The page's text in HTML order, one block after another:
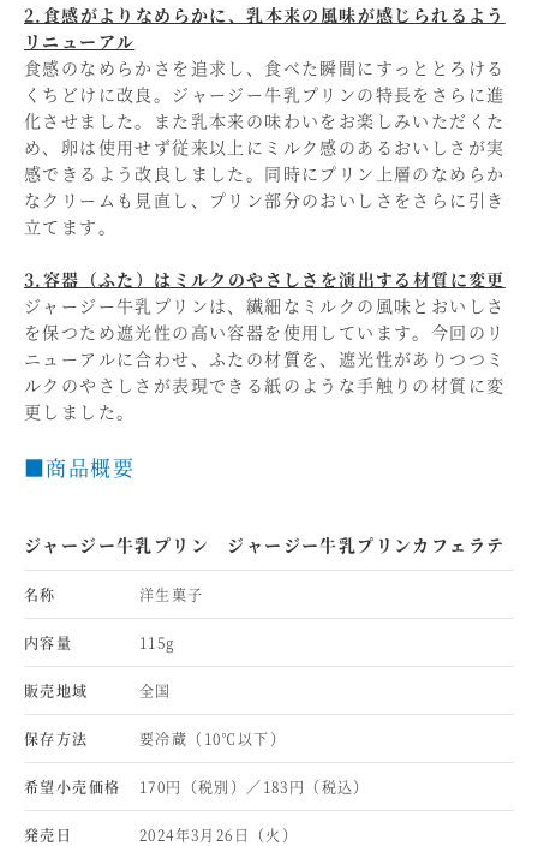
2.食感がよりなめらかに、乳本来の風味が感じられるよう
リニューアル
食感のなめらかさを追求し、食べた瞬間にすっととろける
くちどけに改良。ジャージー牛乳プリンの特長をさらに進
化させました。また乳本来の味わいをお楽しみいただくた
め、卵は使用せず従来以上にミルク感のあるおいしさが実
感できるよう改良しました。同時にプリン上層のなめらか
なクリームも見直し、プリン部分のおいしさをさらに引き
立てます。
3.容器（ふた）はミルクのやさしさを演出する材質に変更
ジャージー牛乳プリンは、繊細なミルクの風味とおいしさ
を保つため遮光性の高い容器を使用しています。今回のリ
ニューアルに合わせ、ふたの材質を、遮光性がありつつミ
ルクのやさしさが表現できる紙のような手触りの材質に変
更しました。
■商品概要
ジャージー牛乳プリン ジャージー牛乳プリンカフェラテ
名称 洋生菓子
内容量 115g
販売地域 全国
保存方法 要冷蔵（10℃以下）
希望小売価格 170円（税別）／183円（税込）
発売日 2024年3月26日（火）